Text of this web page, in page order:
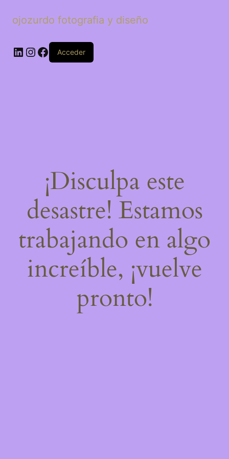
ojozurdo fotografia y diseño
LinkedIn
Instagram
Facebook
Acceder
¡Disculpa este
desastre! Estamos
trabajando en algo
increíble, ¡vuelve
pronto!